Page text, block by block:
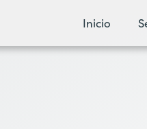
Inicio